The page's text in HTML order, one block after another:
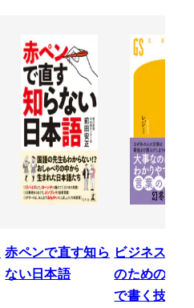
赤ペンで直す知ら
ない日本語
ビジネスパ
のための「
で書く技術